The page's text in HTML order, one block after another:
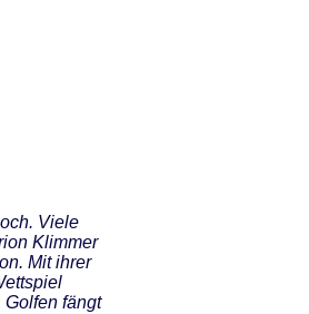
Viele
Klimmer
Mit ihrer
fängt